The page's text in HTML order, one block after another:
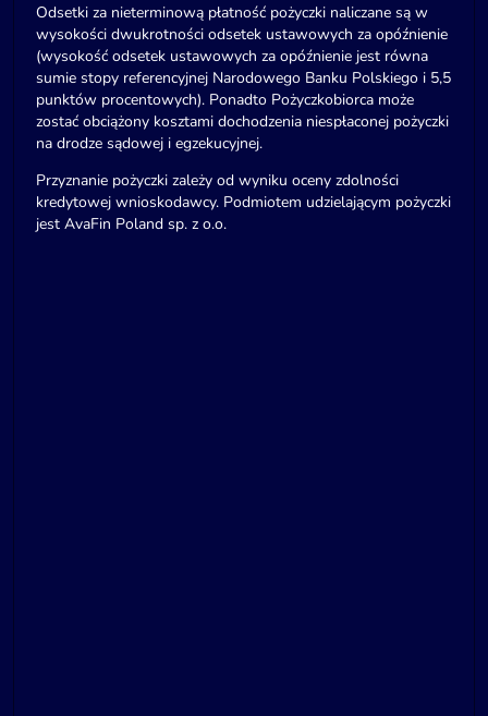
Odsetki za nieterminową płatność pożyczki naliczane są w
wysokości dwukrotności odsetek ustawowych za opóźnienie
(wysokość odsetek ustawowych za opóźnienie jest równa
sumie stopy referencyjnej Narodowego Banku Polskiego i 5,5
punktów procentowych). Ponadto Pożyczkobiorca może
zostać obciążony kosztami dochodzenia niespłaconej pożyczki
na drodze sądowej i egzekucyjnej.
Przyznanie pożyczki zależy od wyniku oceny zdolności
kredytowej wnioskodawcy. Podmiotem udzielającym pożyczki
jest AvaFin Poland sp. z o.o.